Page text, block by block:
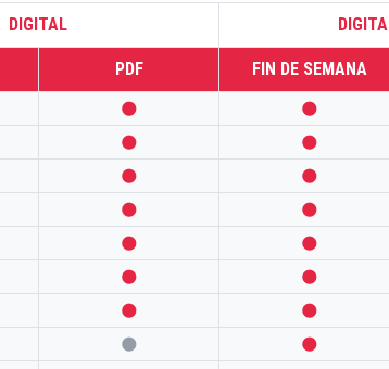
DIGITAL
PDF FIN DE SEMANA
 
 
 
 
 
 
 
 